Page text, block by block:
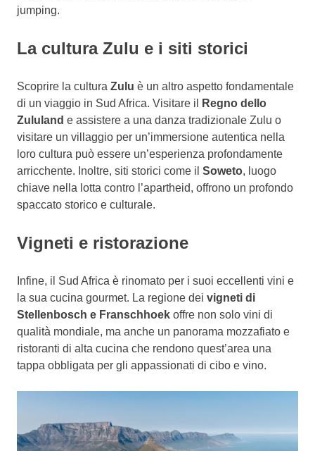
jumping.
La cultura Zulu e i siti storici
Scoprire la cultura Zulu è un altro aspetto fondamentale
di un viaggio in Sud Africa. Visitare il
Regno dello
Zululand e assistere a una danza tradizionale Zulu o
visitare un villaggio per un’immersione autentica nella
loro cultura può essere un’esperienza profondamente
arricchente. Inoltre, siti storici come il Soweto, luogo
chiave nella lotta contro l’apartheid, offrono un profondo
spaccato storico e culturale.
Vigneti e ristorazione
Infine, il Sud Africa è rinomato per i suoi eccellenti vini e
la sua cucina gourmet. La regione dei vigneti di
Stellenbosch e Franschhoek offre non solo vini di
qualità mondiale, ma anche un panorama mozzafiato e
ristoranti di alta cucina che rendono quest’area una
tappa obbligata per gli appassionati di cibo e vino.